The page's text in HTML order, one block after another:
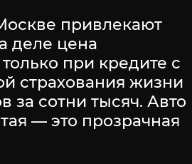
привлекают
деле цена
при кредите с
страхования жизни
за сотни тысяч. Авто
— это прозрачная